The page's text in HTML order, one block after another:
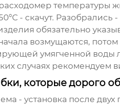
температуры
- скачут.
обязательно
возмущаются, потом
умягченной воды
случаях рекомендуем
которые дорого
- установка после